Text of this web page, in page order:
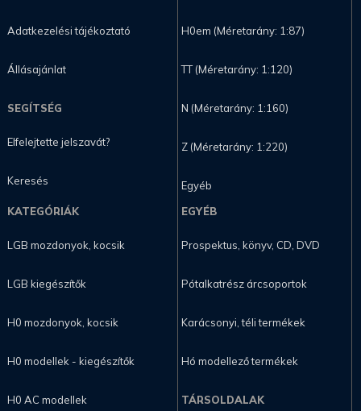
Adatkezelési tájékoztató
Állásajánlat
SEGÍTSÉG
Elfelejtette jelszavát?
Keresés
H0em (Méretarány: 1:87)
TT (Méretarány: 1:120)
N (Méretarány: 1:160)
Z (Méretarány: 1:220)
Egyéb
KATEGÓRIÁK
LGB mozdonyok, kocsik
LGB kiegészítők
H0 mozdonyok, kocsik
H0 modellek - kiegészítők
H0 AC modellek
EGYÉB
Prospektus, könyv, CD, DVD
Pótalkatrész árcsoportok
Karácsonyi, téli termékek
Hó modellező termékek
TÁRSOLDALAK